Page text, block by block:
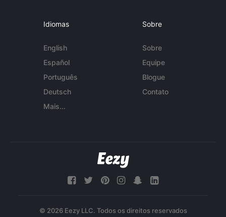
Idiomas
English
Español
Português
Deutsch
Mais...
Sobre
Sobre
Equipe
Blogue
Contato
© 2026 Eezy LLC. Todos os direitos reservados